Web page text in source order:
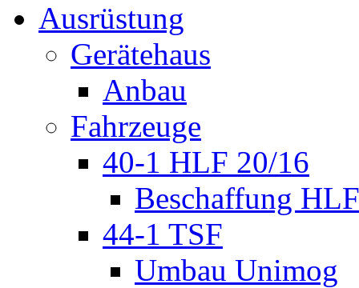
Ausrüstung
Gerätehaus
Anbau
Fahrzeuge
40-1 HLF 20/16
Beschaffung HLF
44-1 TSF
Umbau Unimog